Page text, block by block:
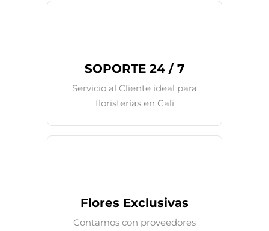
SOPORTE 24 / 7
Servicio al Cliente ideal para
floristerías en Cali
Flores Exclusivas
Contamos con proveedores